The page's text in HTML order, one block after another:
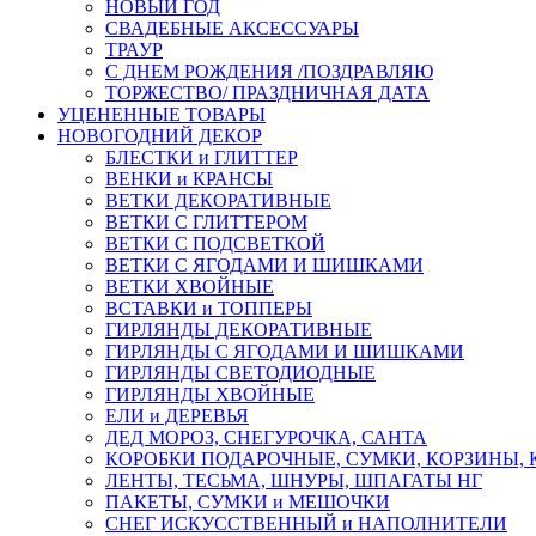
НОВЫЙ ГОД
СВАДЕБНЫЕ АКСЕССУАРЫ
ТРАУР
С ДНЕМ РОЖДЕНИЯ /ПОЗДРАВЛЯЮ
ТОРЖЕСТВО/ ПРАЗДНИЧНАЯ ДАТА
УЦЕНЕННЫЕ ТОВАРЫ
НОВОГОДНИЙ ДЕКОР
БЛЕСТКИ и ГЛИТТЕР
ВЕНКИ и КРАНСЫ
ВЕТКИ ДЕКОРАТИВНЫЕ
ВЕТКИ С ГЛИТТЕРОМ
ВЕТКИ С ПОДСВЕТКОЙ
ВЕТКИ С ЯГОДАМИ И ШИШКАМИ
ВЕТКИ ХВОЙНЫЕ
ВСТАВКИ и ТОППЕРЫ
ГИРЛЯНДЫ ДЕКОРАТИВНЫЕ
ГИРЛЯНДЫ С ЯГОДАМИ И ШИШКАМИ
ГИРЛЯНДЫ СВЕТОДИОДНЫЕ
ГИРЛЯНДЫ ХВОЙНЫЕ
ЕЛИ и ДЕРЕВЬЯ
ДЕД МОРОЗ, СНЕГУРОЧКА, САНТА
КОРОБКИ ПОДАРОЧНЫЕ, СУМКИ,
ЛЕНТЫ, ТЕСЬМА, ШНУРЫ, ШПАГАТЫ НГ
ПАКЕТЫ, СУМКИ и МЕШОЧКИ
СНЕГ ИСКУССТВЕННЫЙ и НАПОЛНИТЕЛИ